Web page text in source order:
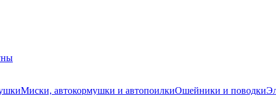
Миски, автокормушки и автопоилкиОшейники и поводки